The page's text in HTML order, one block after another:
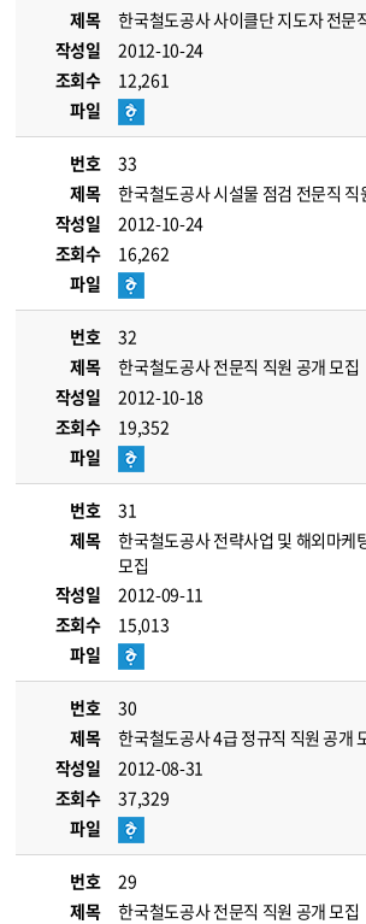
제목
한국철도공사 사이클단 지도자 전문
작성일
2012-10-24
조회수
12,261
파일
번호
33
제목
한국철도공사 시설물 점검 전문직 직
작성일
2012-10-24
조회수
16,262
파일
번호
32
제목
한국철도공사 전문직 직원 공개 모집
작성일
2012-10-18
조회수
19,352
파일
번호
31
제목
한국철도공사 전략사업 및 해외마케
모집
작성일
2012-09-11
조회수
15,013
파일
번호
30
제목
한국철도공사 4급 정규직 직원 공개
작성일
2012-08-31
조회수
37,329
파일
번호
29
제목
한국철도공사 전문직 직원 공개 모집